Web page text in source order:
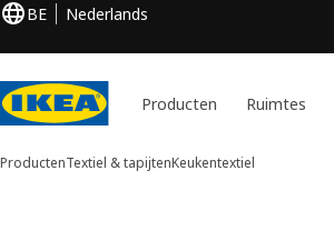
BE Nederlands
Producten Ruimtes
ProductenTextiel & tapijtenKeukentextiel